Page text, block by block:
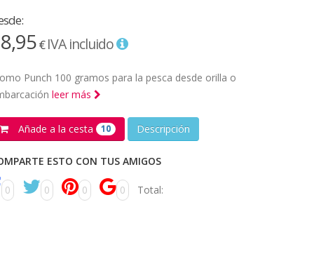
€IVA incluido
Punch 100 gramos para la pesca desde orilla o
leer más
Añade a la cesta 10 Descripción
ESTO CON TUS AMIGOS
0 0 0 0 Total: